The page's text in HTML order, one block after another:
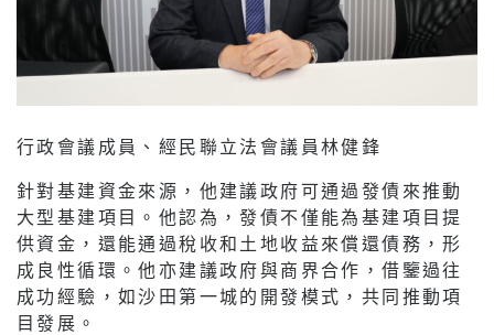
行政會議成員、經民聯立法會議員林健鋒
針對基建資金來源，他建議政府可通過發債來推動
大型基建項目。他認為，發債不僅能為基建項目提
供資金，還能通過稅收和土地收益來償還債務，形
成良性循環。他亦建議政府與商界合作，借鑒過往
成功經驗，如沙田第一城的開發模式，共同推動項
目發展。